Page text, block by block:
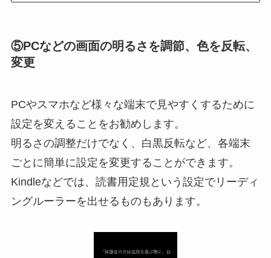
⑤PCなどの画面の明るさを調節、色を反転、
変更
PCやスマホなど様々な端末で見やすくするために
設定を変えることをお勧めします。
明るさの調整だけでなく、白黒反転など、各端末
ごとに簡単に設定を変更することができます。
Kindleなどでは、読書用定規という設定でリーディ
ングルーラーを出せるものもあります。